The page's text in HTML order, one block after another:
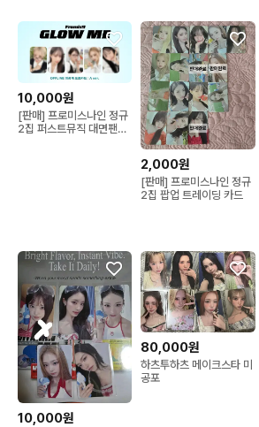
10,000원
[판매] 프로미스나인 정규
2집 퍼스트뮤직 대면팬싸
2,000원
[판매] 프로미스나인 정규
2집 팝업 트레이딩 카드
10,000원
80,000원
하츠투하츠 메이크스타 미
공포